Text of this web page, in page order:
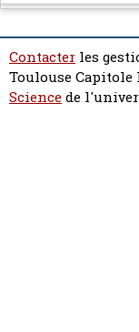
Contacter les
Toulouse
Sciencede